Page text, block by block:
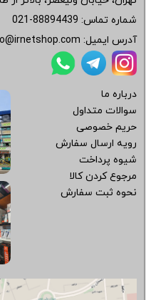
شماره تماس: 021-88894439
آدرس ایمیل:
درباره ما
سوالات متداول
حریم خصوصی
رویه ارسال سفارش
شیوه پرداخت
مرجوع کردن کالا
نحوه ثبت سفارش